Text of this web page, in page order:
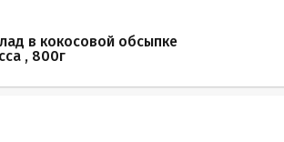
в кокосовой обсыпке
, 800г